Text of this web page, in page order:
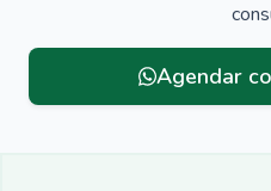
Agendar